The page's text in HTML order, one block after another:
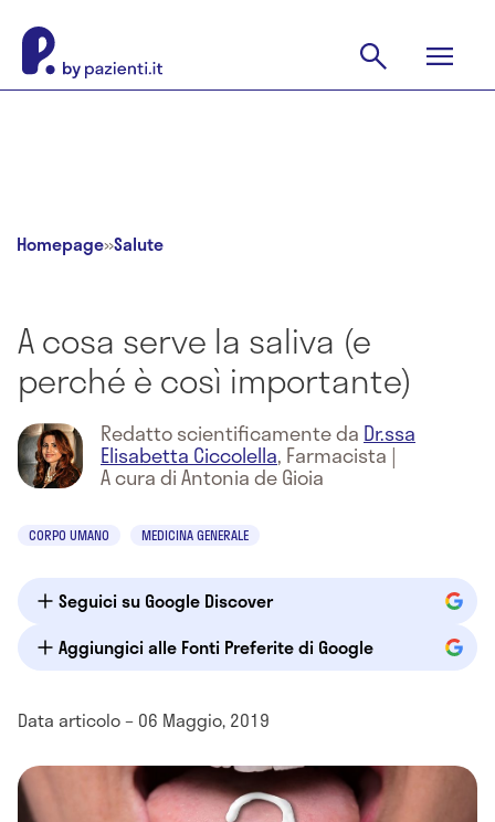
Homepage»Salute
A cosa serve la saliva (e
perché è così importante)
Redatto scientificamente da Dr.ssa
Elisabetta Ciccolella, Farmacista |
A cura di Antonia de Gioia
CORPO UMANO MEDICINA GENERALE
Seguici su Google Discover
Aggiungici alle Fonti Preferite di Google
Data articolo – 06 Maggio, 2019